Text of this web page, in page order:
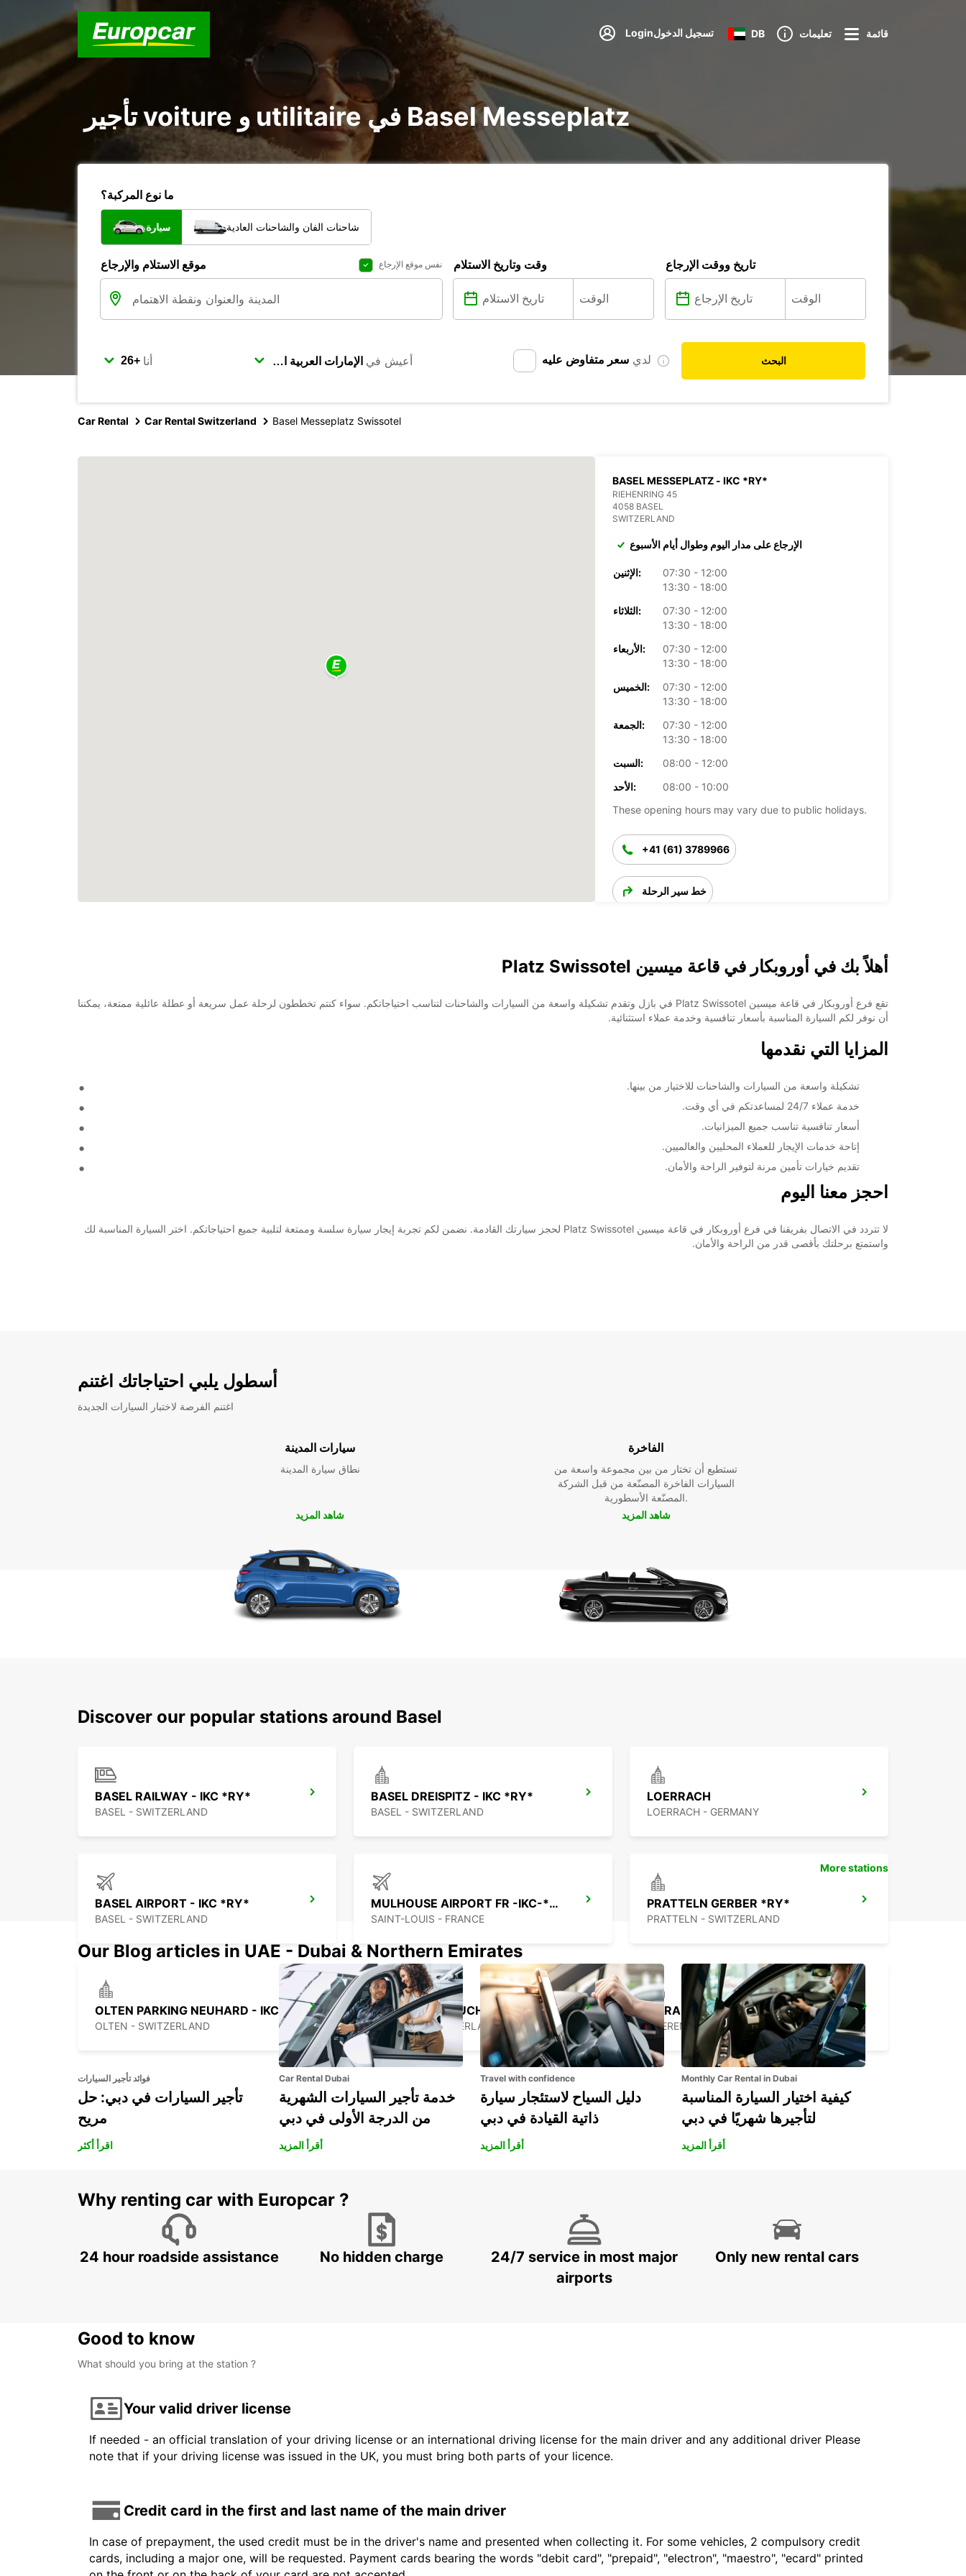
Loginتسجيل الدخول DB تعليمات قائمة
تأجير voiture و utilitaire في Basel Messeplatz
ما نوع المركبة؟
سيارة شاحنات الفان والشاحنات العادية
موقع الاستلام والإرجاع نفس موقع الإرجاع وقت وتاريخ الاستلام تاريخ ووقت الإرجاع
أنا أعيش في لدي سعر متفاوض عليه البحث
Car Rental Car Rental Switzerland Basel Messeplatz Swissotel
BASEL MESSEPLATZ - IKC *RY*
RIEHENRING 45
4058 BASEL
SWITZERLAND
الإرجاع على مدار اليوم وطوال أيام الأسبوع
الإثنين:
07:30 - 12:00
13:30 - 18:00
الثلاثاء:
07:30 - 12:00
13:30 - 18:00
الأربعاء:
07:30 - 12:00
13:30 - 18:00
الخميس:
07:30 - 12:00
13:30 - 18:00
الجمعة:
07:30 - 12:00
13:30 - 18:00
السبت:
08:00 - 12:00
الأحد:
08:00 - 10:00
These opening hours may vary due to public holidays.
+41 (61) 3789966
خط سير الرحلة
أهلاً بك في أوروبكار في قاعة ميسين Platz Swissotel
تقع فرع أوروبكار في قاعة ميسين Platz Swissotel في بازل وتقدم تشكيلة واسعة من السيارات والشاحنات لتناسب احتياجاتكم. سواء كنتم تخططون لرحلة عمل سريعة أو عطلة عائلية ممتعة، يمكننا
أن نوفر لكم السيارة المناسبة بأسعار تنافسية وخدمة عملاء استثنائية.
المزايا التي نقدمها
تشكيلة واسعة من السيارات والشاحنات للاختيار من بينها.
خدمة عملاء 24/7 لمساعدتكم في أي وقت.
أسعار تنافسية تناسب جميع الميزانيات.
إتاحة خدمات الإيجار للعملاء المحليين والعالميين.
تقديم خيارات تأمين مرنة لتوفير الراحة والأمان.
احجز معنا اليوم
لا تتردد في الاتصال بفريقنا في فرع أوروبكار في قاعة ميسين Platz Swissotel لحجز سيارتك القادمة. نضمن لكم تجربة إيجار سيارة سلسة وممتعة لتلبية جميع احتياجاتكم. اختر السيارة المناسبة لك
واستمتع برحلتك بأقصى قدر من الراحة والأمان.
أسطول يلبي احتياجاتك اغتنم
اغتنم الفرصة لاختبار السيارات الجديدة
سيارات المدينة
نطاق سيارة المدينة
شاهد المزيد
الفاخرة
تستطيع أن تختار من بين مجموعة واسعة من
السيارات الفاخرة المصنّعة من قبل الشركة
المصنّعة الأسطورية.
شاهد المزيد
Discover our popular stations around Basel
BASEL RAILWAY - IKC *RY*
BASEL - SWITZERLAND
BASEL DREISPITZ - IKC *RY*
BASEL - SWITZERLAND
LOERRACH
LOERRACH - GERMANY
BASEL AIRPORT - IKC *RY*
BASEL - SWITZERLAND
MULHOUSE AIRPORT FR -IKC-*RY*
SAINT-LOUIS - FRANCE
PRATTELN GERBER *RY*
PRATTELN - SWITZERLAND
OLTEN PARKING NEUHARD - IKC *RY*
OLTEN - SWITZERLAND
SOLOTHURN-ZUCHWIL
ZUCHWIL - SWITZERLAND
AARAU-OBERENTFELDEN - IKC *RY*
OBERENTFELDEN - SWITZERLAND
More stations
Our Blog articles in UAE - Dubai & Northern Emirates
فوائد تأجير السيارات
تأجير السيارات في دبي: حل
مريح
اقرأ أكثر
Car Rental Dubai
خدمة تأجير السيارات الشهرية
من الدرجة الأولى في دبي
أقرأ المزيد
Travel with confidence
دليل السياح لاستئجار سيارة
ذاتية القيادة في دبي
أقرأ المزيد
Monthly Car Rental in Dubai
كيفية اختيار السيارة المناسبة
لتأجيرها شهريًا في دبي
أقرأ المزيد
Why renting car with Europcar ?
24 hour roadside assistance No hidden charge
24/7 service in most major
airports
Only new rental cars
Good to know
What should you bring at the station ?
Your valid driver license
If needed - an official translation of your driving license or an international driving license for the main driver and any additional driver Please
note that if your driving license was issued in the UK, you must bring both parts of your licence.
Credit card in the first and last name of the main driver
In case of prepayment, the used credit must be in the driver's name and presented when collecting it. For some vehicles, 2 compulsory credit
cards, including a major one, will be requested. Payment cards bearing the words "debit card", "prepaid", "electron", "maestro", "ecard" printed